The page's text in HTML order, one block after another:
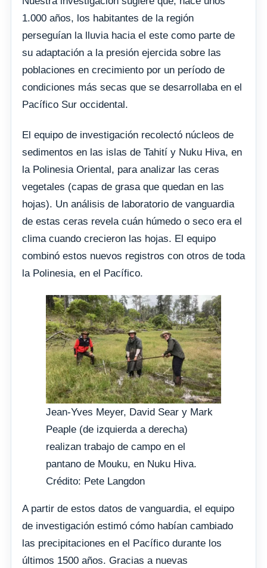
1.000 años, los habitantes de la región
perseguían la lluvia hacia el este como parte de
su adaptación a la presión ejercida sobre las
poblaciones en crecimiento por un período de
condiciones más secas que se desarrollaba en el
Pacífico Sur occidental.
El equipo de investigación recolectó núcleos de
sedimentos en las islas de Tahití y Nuku Hiva, en
la Polinesia Oriental, para analizar las ceras
vegetales (capas de grasa que quedan en las
hojas). Un análisis de laboratorio de vanguardia
de estas ceras revela cuán húmedo o seco era el
clima cuando crecieron las hojas. El equipo
combinó estos nuevos registros con otros de toda
la Polinesia, en el Pacífico.
Jean-Yves Meyer, David Sear y Mark
Peaple (de izquierda a derecha)
realizan trabajo de campo en el
pantano de Mouku, en Nuku Hiva.
Crédito: Pete Langdon
A partir de estos datos de vanguardia, el equipo
de investigación estimó cómo habían cambiado
las precipitaciones en el Pacífico durante los
últimos 1500 años. Gracias a nuevas